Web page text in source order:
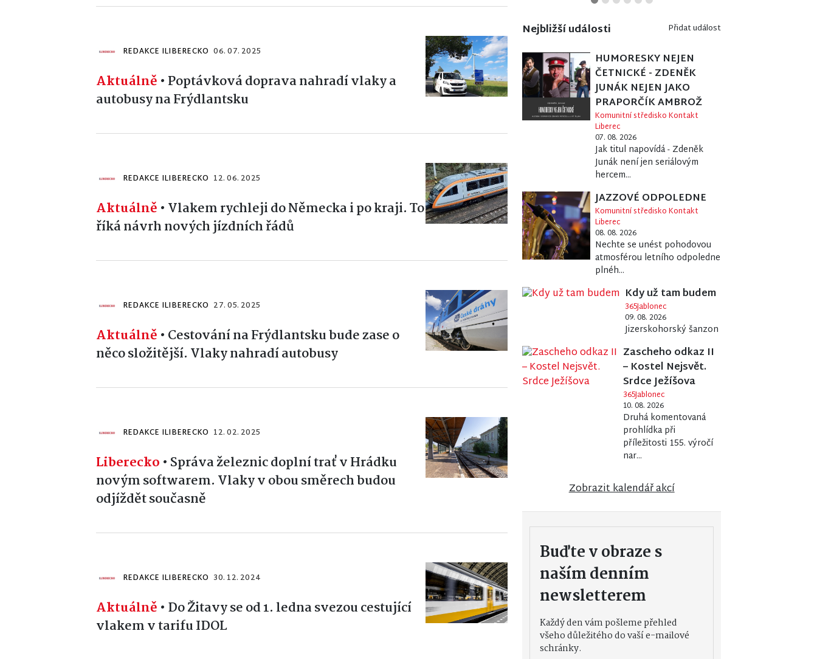
REDAKCE ILIBERECKO 06. 07. 2025
Aktuálně • Poptávková doprava nahradí vlaky a
autobusy na Frýdlantsku
REDAKCE ILIBERECKO 12. 06. 2025
Aktuálně • Vlakem rychleji do Německa i po kraji. To
říká návrh nových jízdních řádů
REDAKCE ILIBERECKO 27. 05. 2025
Aktuálně • Cestování na Frýdlantsku bude zase o
něco složitější. Vlaky nahradí autobusy
REDAKCE ILIBERECKO 12. 02. 2025
Liberecko • Správa železnic doplní trať v Hrádku
novým softwarem. Vlaky v obou směrech budou
odjíždět současně
REDAKCE ILIBERECKO 30. 12. 2024
Aktuálně • Do Žitavy se od 1. ledna svezou cestující
vlakem v tarifu IDOL
Nejbližší události Přidat událost
HUMORESKY NEJEN
ČETNICKÉ - ZDENĚK
JUNÁK NEJEN JAKO
PRAPORČÍK AMBROŽ
Komunitní středisko Kontakt
Liberec
07. 08. 2026
Jak titul napovídá - Zdeněk
Junák není jen seriálovým
hercem...
JAZZOVÉ ODPOLEDNE
Komunitní středisko Kontakt
Liberec
08. 08. 2026
Nechte se unést pohodovou
atmosférou letního odpoledne
plnéh...
Kdy už tam budem
365Jablonec
09. 08. 2026
Jizerskohorský šanzon
Zascheho odkaz II
– Kostel Nejsvět.
Srdce Ježíšova
365Jablonec
10. 08. 2026
Druhá komentovaná
prohlídka při
příležitosti 155. výročí
nar...
Zobrazit kalendář akcí
Buďte v obraze s
naším denním
newsletterem
Každý den vám pošleme přehled
všeho důležitého do vaší e-mailové
schránky.